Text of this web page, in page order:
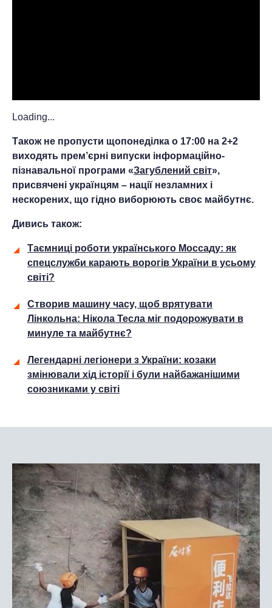
Loading...
Також не пропусти щопонеділка о 17:00 на 2+2
виходять прем’єрні випуски інформаційно-
пізнавальної програми «Загублений світ»,
присвячені українцям – нації незламних і
нескорених, що гідно виборюють своє майбутнє.
Дивись також:
Таємниці роботи українського Моссаду: як
спецслужби карають ворогів України в усьому
світі?
Створив машину часу, щоб врятувати
Лінкольна: Нікола Тесла міг подорожувати в
минуле та майбутнє?
Легендарні легіонери з України: козаки
змінювали хід історії і були найбажанішими
союзниками у світі